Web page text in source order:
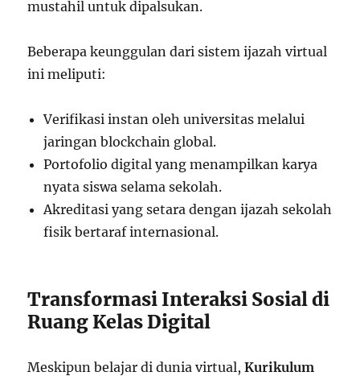
mustahil untuk dipalsukan.
Beberapa keunggulan dari sistem ijazah virtual
ini meliputi:
Verifikasi instan oleh universitas melalui
jaringan blockchain global.
Portofolio digital yang menampilkan karya
nyata siswa selama sekolah.
Akreditasi yang setara dengan ijazah sekolah
fisik bertaraf internasional.
Transformasi Interaksi Sosial di
Ruang Kelas Digital
Meskipun belajar di dunia virtual,Kurikulum